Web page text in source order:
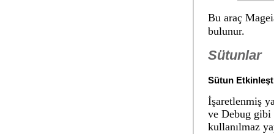
Bu araç
bulunur.
Sütunlar
Sütun
İşaretlenmiş
ve Debug gibi
kullanılmaz